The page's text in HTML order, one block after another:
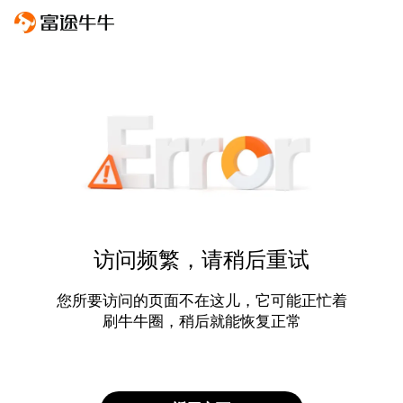
访问频繁，请稍后重试
您所要访问的页面不在这儿，它可能正忙着
刷牛牛圈，稍后就能恢复正常